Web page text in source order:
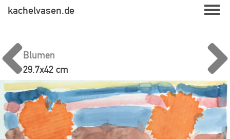
Skipkachelvasen.de
Blumen
29,7x42 cm
Beitragsnavigation